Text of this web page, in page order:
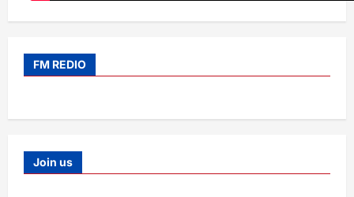
FM REDIO
Join us